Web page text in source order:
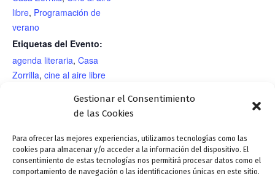
Gestionar el Consentimiento
de las Cookies
Para ofrecer las mejores experiencias, utilizamos tecnologías como las
cookies para almacenar y/o acceder a la información del dispositivo. El
consentimiento de estas tecnologías nos permitirá procesar datos como el
comportamiento de navegación o las identificaciones únicas en este sitio.
libre, Programación de
verano
Etiquetas del Evento:
agenda literaria, Casa
Zorrilla, cine al aire libre
Casa de Zorrilla/Jardín romántico
Ciclo de cine: Proyección. “El
hombre que pudo reinar”. 1975. Dir.:
Proyección. “Gunga Din”.
1939. Dir.: George Stevens.